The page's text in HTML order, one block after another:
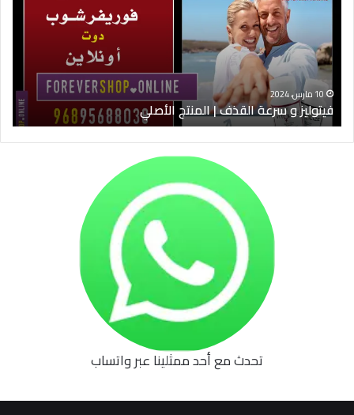
القذف
المنتج
الأصلي
10 مارس، 2024
فيتوليز و سرعة القذف | المنتج الأصلي
تحدث مع أحد ممثلينا عبر واتساب